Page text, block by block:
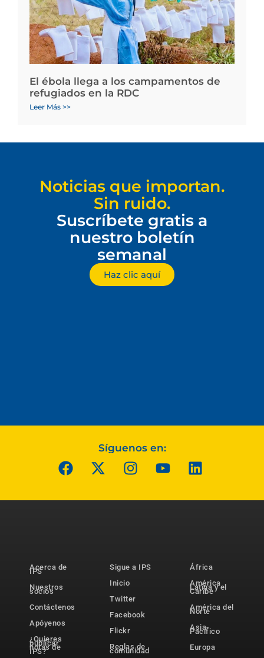
El ébola llega a los campamentos de
refugiados en la RDC
Leer Más >>
Noticias que importan.
Sin ruido.
Suscríbete gratis a
nuestro boletín
semanal
Haz clic aquí
Síguenos en:
Acerca de
IPS
Nuestros
socios
Contáctenos
Apóyenos
¿Quieres
publicar
notas de
IPS?
Sigue a IPS
Inicio
Twitter
Facebook
Flickr
Reglas de
comunidad
África
América
Latina y el
Caribe
América del
Norte
Asia-
Pacífico
Europa